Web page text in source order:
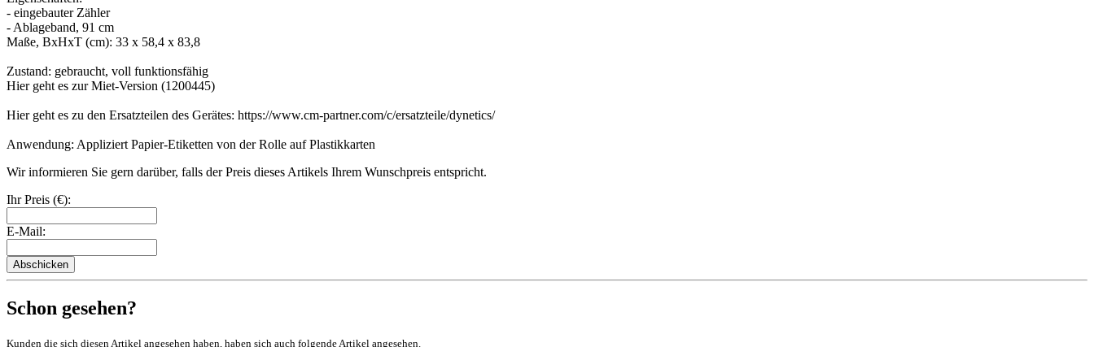
- eingebauter Zähler
- Ablageband, 91 cm
Maße, BxHxT (cm): 33 x 58,4 x 83,8
Zustand: gebraucht, voll funktionsfähig
Hier geht es zur Miet-Version (1200445)
Hier geht es zu den Ersatzteilen des Gerätes: https://www.cm-partner.com/c/ersatzteile/dynetics/
Anwendung: Appliziert Papier-Etiketten von der Rolle auf Plastikkarten
Wir informieren Sie gern darüber, falls der Preis dieses Artikels Ihrem Wunschpreis entspricht.
Ihr Preis (€):
E-Mail:
Abschicken
Schon gesehen?
Kunden die sich diesen Artikel angesehen haben, haben sich auch folgende Artikel angesehen.